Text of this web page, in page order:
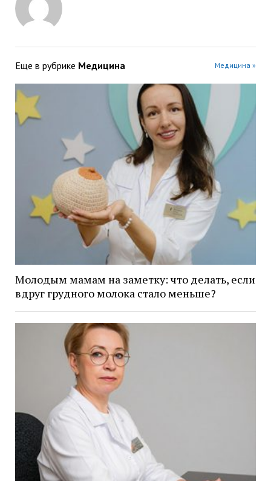
Еще в рубрике Медицина Медицина »
Молодым мамам на заметку: что делать, если
вдруг грудного молока стало меньше?